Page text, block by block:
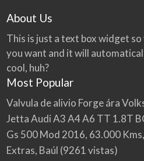
About Us
This is just a text box widget
you want and it will
cool, huh?
Most Popular
Valvula de alivio Forge ára
Jetta Audi A3 A4 A6 TT 1.8T
Gs 500 Mod 2016, 63.000
Extras, Baúl (9261 vistas)